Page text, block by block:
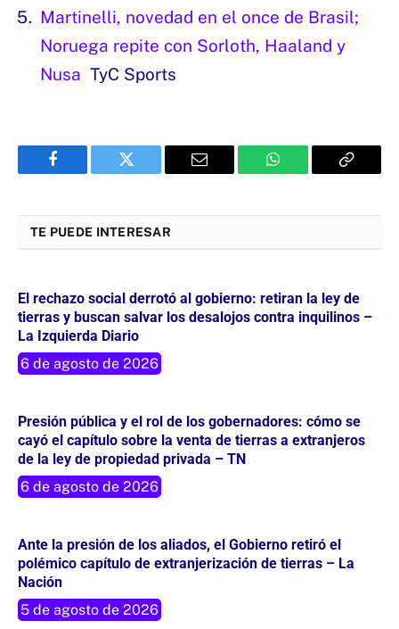
Martinelli, novedad en el once de Brasil;
Noruega repite con Sorloth, Haaland y
Nusa TyC Sports
Facebook Twitter Email WhatsApp Copy
TE PUEDE INTERESAR
El rechazo social derrotó al gobierno: retiran la ley de
tierras y buscan salvar los desalojos contra inquilinos –
La Izquierda Diario
6 de agosto de 2026
Presión pública y el rol de los gobernadores: cómo se
cayó el capítulo sobre la venta de tierras a extranjeros
de la ley de propiedad privada – TN
6 de agosto de 2026
Ante la presión de los aliados, el Gobierno retiró el
polémico capítulo de extranjerización de tierras – La
Nación
5 de agosto de 2026